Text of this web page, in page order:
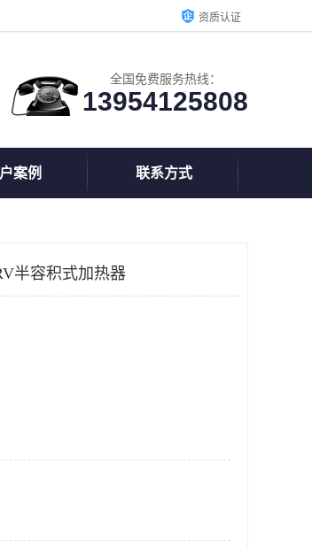
资质认证
全国免费服务热线：
13954125808
案例 联系方式
半容积式加热器